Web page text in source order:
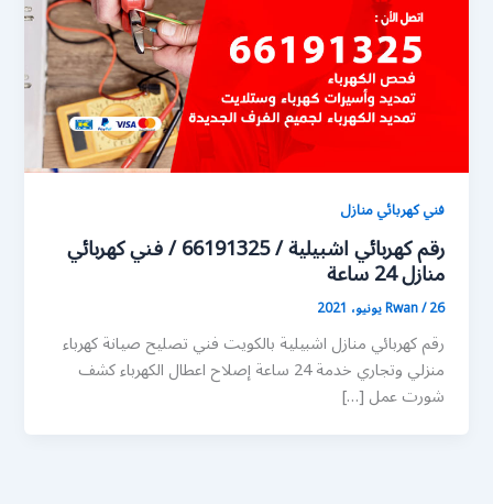
فني كهربائي منازل
رقم كهربائي اشبيلية / 66191325 / فني كهربائي
منازل 24 ساعة
Rwan/26 يونيو، 2021
رقم كهربائي منازل اشبيلية بالكويت فني تصليح صيانة كهرباء
منزلي وتجاري خدمة 24 ساعة إصلاح اعطال الكهرباء كشف
شورت عمل […]